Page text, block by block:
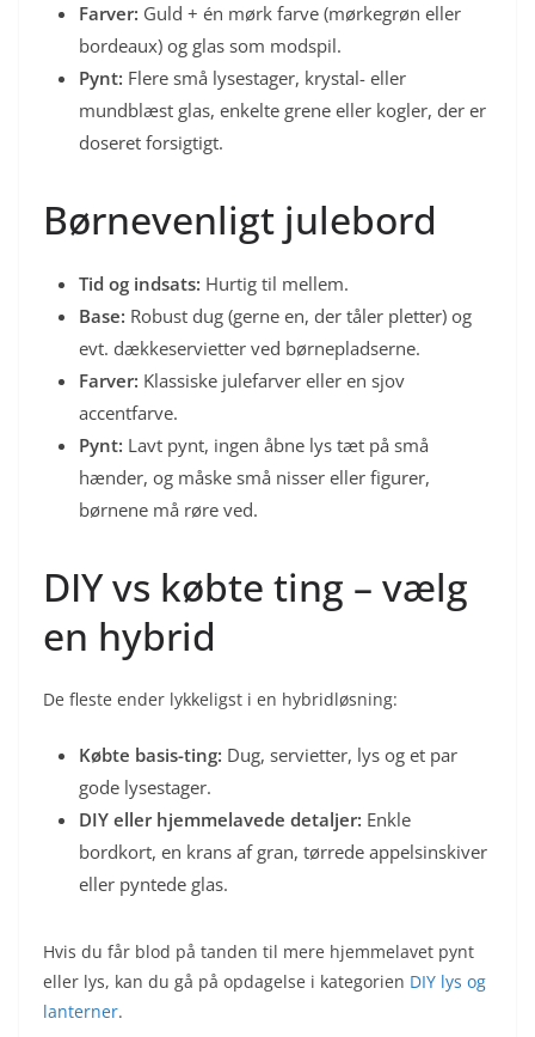
Farver: Guld + én mørk farve (mørkegrøn eller
bordeaux) og glas som modspil.
Pynt: Flere små lysestager, krystal- eller
mundblæst glas, enkelte grene eller kogler, der er
doseret forsigtigt.
Børnevenligt julebord
Tid og indsats: Hurtig til mellem.
Base: Robust dug (gerne en, der tåler pletter) og
evt. dækkeservietter ved børnepladserne.
Farver: Klassiske julefarver eller en sjov
accentfarve.
Pynt: Lavt pynt, ingen åbne lys tæt på små
hænder, og måske små nisser eller figurer,
børnene må røre ved.
DIY vs købte ting – vælg
en hybrid
De fleste ender lykkeligst i en hybridløsning:
Købte basis-ting: Dug, servietter, lys og et par
gode lysestager.
DIY eller hjemmelavede detaljer: Enkle
bordkort, en krans af gran, tørrede appelsinskiver
eller pyntede glas.
Hvis du får blod på tanden til mere hjemmelavet pynt
eller lys, kan du gå på opdagelse i kategorien DIY lys og
lanterner.